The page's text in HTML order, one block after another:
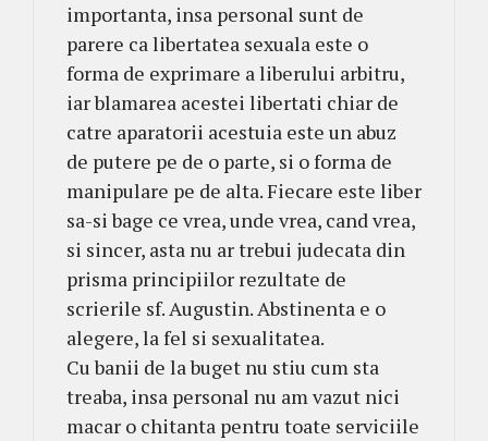
importanta, insa personal sunt de
parere ca libertatea sexuala este o
forma de exprimare a liberului arbitru,
iar blamarea acestei libertati chiar de
catre aparatorii acestuia este un abuz
de putere pe de o parte, si o forma de
manipulare pe de alta. Fiecare este liber
sa-si bage ce vrea, unde vrea, cand vrea,
si sincer, asta nu ar trebui judecata din
prisma principiilor rezultate de
scrierile sf. Augustin. Abstinenta e o
alegere, la fel si sexualitatea.
Cu banii de la buget nu stiu cum sta
treaba, insa personal nu am vazut nici
macar o chitanta pentru toate serviciile